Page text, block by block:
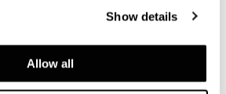
Show details
Allow all